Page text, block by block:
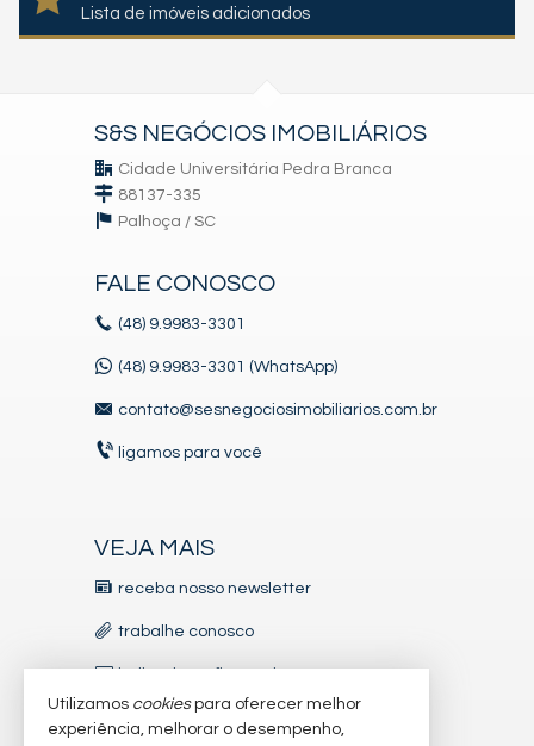
Lista de imóveis adicionados
S&S NEGÓCIOS IMOBILIÁRIOS
Cidade Universitária Pedra Branca
88137-335
Palhoça / SC
FALE CONOSCO
(48) 9.9983-3301
(48) 9.9983-3301 (WhatsApp)
contato@sesnegociosimobiliarios.com.br
ligamos para você
VEJA MAIS
receba nosso newsletter
trabalhe conosco
indicadores financeiros
imóveis favoritos
Utilizamos cookiespara oferecer melhor
experiência, melhorar o desempenho,